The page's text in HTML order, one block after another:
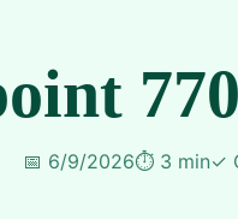
📅 6/9/2026⏱️ 3 min✓